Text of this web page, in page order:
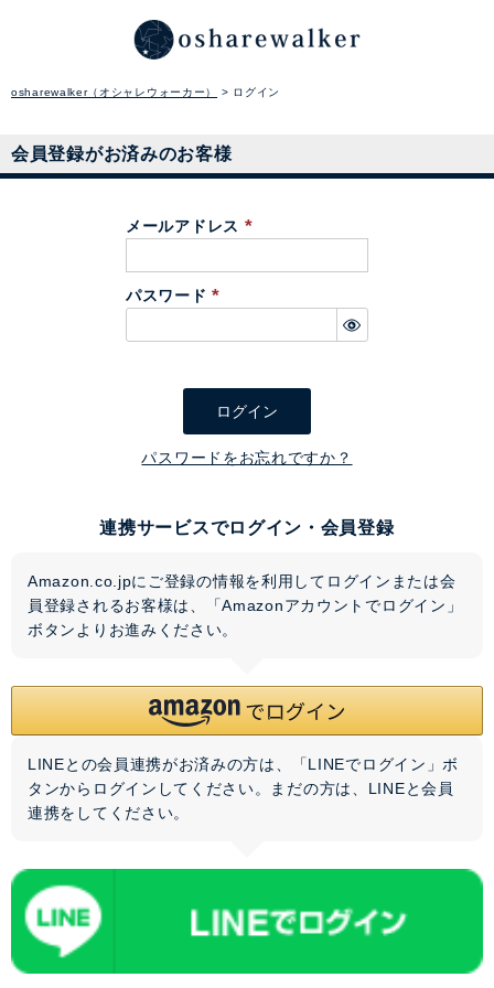
osharewalker（オシャレウォーカー） ログイン
会員登録がお済みのお客様
メールアドレス
必
パスワード
必
ログイン
パスワードをお忘れですか？
連携サービスでログイン・会員登録
Amazon.co.jpにご登録の情報を利用してログインまたは会
員登録されるお客様は、「Amazonアカウントでログイン」
ボタンよりお進みください。
LINEとの会員連携がお済みの方は、「LINEでログイン」ボ
タンからログインしてください。まだの方は、 LINEと会員
連携をしてください。